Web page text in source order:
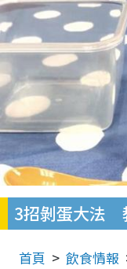
3招剝蛋大法
首頁 飲食情報